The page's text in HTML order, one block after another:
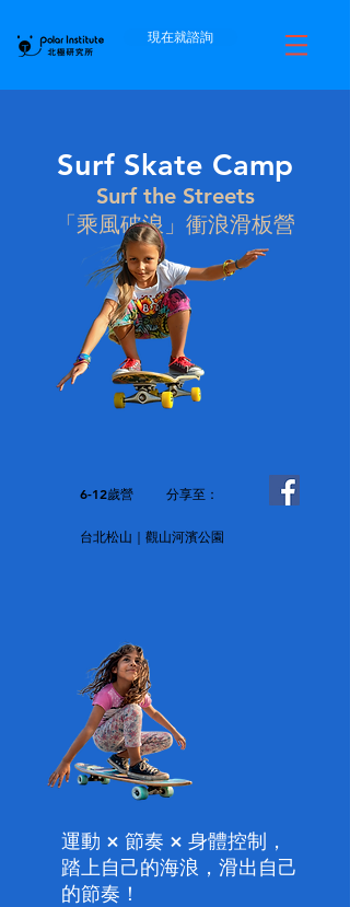
現在就諮詢
Surf Skate Camp
Surf the Streets
「乘風破浪」衝浪滑板營
6-12歲營 分享至：
台北松山｜觀山河濱公園
運動 × 節奏 × 身體控制，
踏上自己的海浪，滑出自己
的節奏！